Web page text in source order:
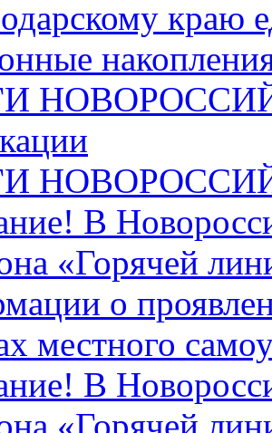
краю
В
«Горячей
о
местного
В